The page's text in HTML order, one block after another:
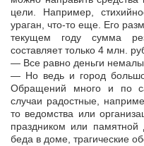
цели. Например,
ураган, что-то еще. Его
текущем году сумма
составляет только 4 млн.
— Все равно деньги
— Но ведь и город
Обращений много и по
случаи радостные,
то ведомства или
праздником или
беда в доме, трагические